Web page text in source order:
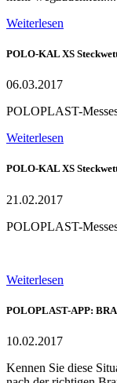
Weiterlesen
POLO-KAL XS
06.03.2017
POLOPLAST-
Weiterlesen
POLO-KAL XS
21.02.2017
POLOPLAST-
Weiterlesen
POLOPLAST-APP:
10.02.2017
Kennen Sie diese